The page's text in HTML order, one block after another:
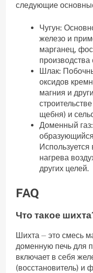
следующие
Чугун:
железо и
марганец‚
производства
Шлак:
оксидов
магния и
щебня) и
Доменный газ:
Используется
нагрева
других целей.
FAQ
Что такое
Шихта ⏤ это смесь
доменную печь для
включает в себя
(восстановитель) и